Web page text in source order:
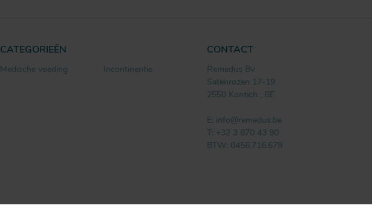
CATEGORIEËN
Medische voeding Incontinentie
CONTACT
Remedus Bv
Satenrozen 17-19
2550 Kontich , BE
E: info@remedus.be
T: +32 3 870 43 90
BTW: 0456.716.679